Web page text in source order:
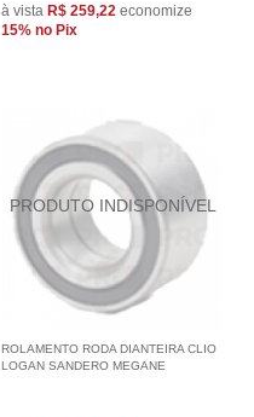
à vista R$ 259,22 economize
15% no Pix
ROLAMENTO RODA DIANTEIRA CLIO
LOGAN SANDERO MEGANE